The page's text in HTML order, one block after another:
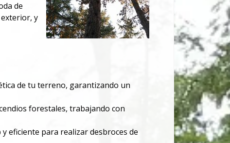
de
y
de tu terreno, garantizando un
forestales, trabajando con
eficiente para realizar desbroces de